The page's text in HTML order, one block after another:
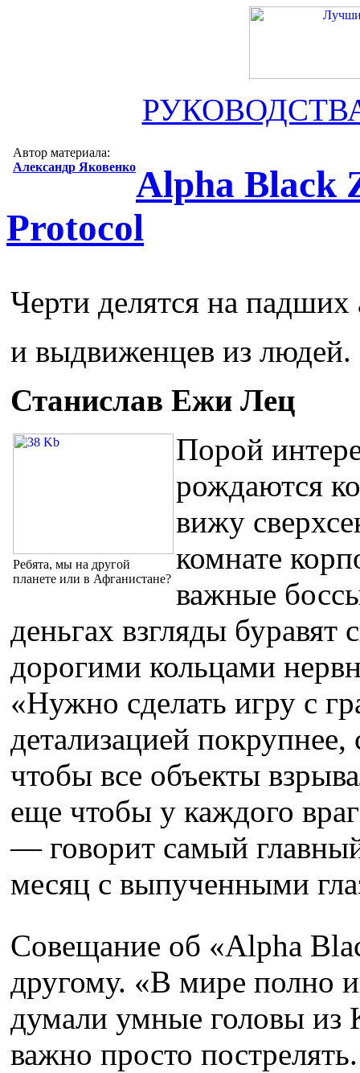
Автор материала:
Александр ЯковенкоAlpha Black
Protocol
Черти делятся на падших
и выдвиженцев из людей.
Станислав Ежи Лец
Ребята, мы на другой
планете или в Афганистане?
Порой
рождаются
вижу
комнате
важные
деньгах взгляды
дорогими кольцами
«Нужно сделать игру с
детализацией
чтобы все объекты
еще чтобы у каждого
— говорит самый
месяц с выпученными
Совещание об «Alpha
другому. «В мире полно
думали умные головы
важно просто